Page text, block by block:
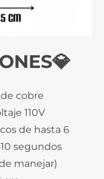
cobre
110V
de hasta 6
segundos
manejar)